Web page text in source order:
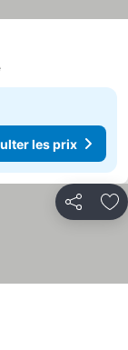
les prix
Partager